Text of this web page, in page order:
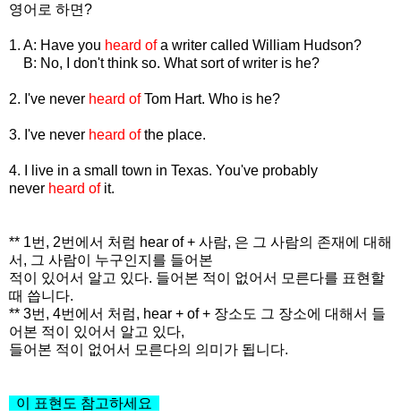
영어로 하면?
1. A: Have you heard ofa writer called William Hudson?
B: No, I don't think so. What sort of writer is he?
2. I've never heard ofTom Hart. Who is he?
3. I've never heard ofthe place.
4. I live in a small town in Texas. You've probably
never heard ofit.
** 1번, 2번에서 처럼 hear of + 사람, 은 그 사람의 존재에 대해
서, 그 사람이 누구인지를 들어본
적이 있어서 알고 있다. 들어본 적이 없어서 모른다를 표현할
때 씁니다.
** 3번, 4번에서 처럼, hear + of + 장소도 그 장소에 대해서 들
어본 적이 있어서 알고 있다,
들어본 적이 없어서 모른다의 의미가 됩니다.
이 표현도 참고하세요